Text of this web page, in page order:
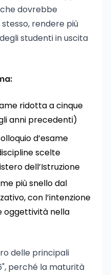
dovrebbe
rendere più
studenti in uscita
ridotta a cinque
anni precedenti)
d’esame
scelte
dell’Istruzione
più snello dal
con l’intenzione
oggettività nella
delle principali
perché la maturità